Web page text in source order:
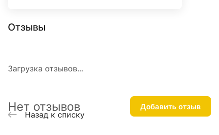
Отзывы
Загрузка отзывов...
Нет отзывов Добавить отзыв
Назад к списку